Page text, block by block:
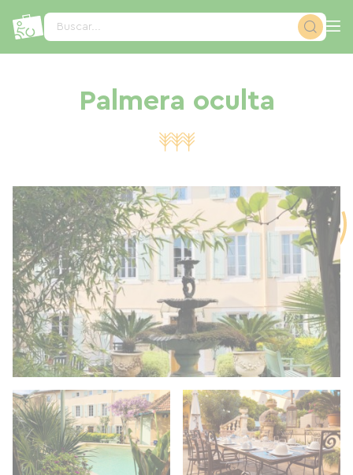
Buscar...
Palmera oculta
Panel de gestión de cookies